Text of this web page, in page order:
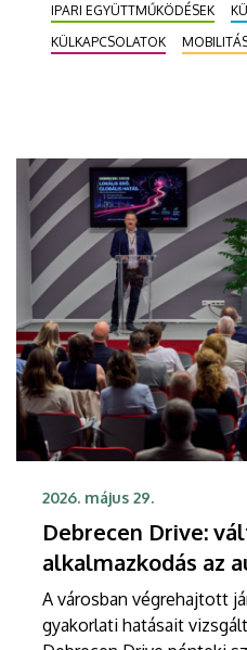
volt egyebek mellett az
Egyetem és az EcoPro
megvalósuló, nyár
IPARI EGYÜTTMŰKÖDÉSEK
KÜLKAPCSOLATOK
2026. május 29.
Debrecen Drive:
alkalmazkodás az
A városban végrehajtott
gyakorlati hatásait